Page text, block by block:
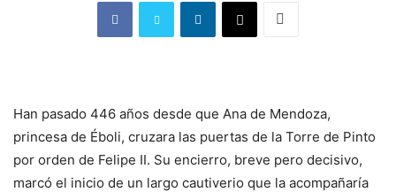
Han pasado 446 años desde que Ana de Mendoza,
princesa de Éboli, cruzara las puertas de la Torre de Pinto
por orden de Felipe II. Su encierro, breve pero decisivo,
marcó el inicio de un largo cautiverio que la acompañaría